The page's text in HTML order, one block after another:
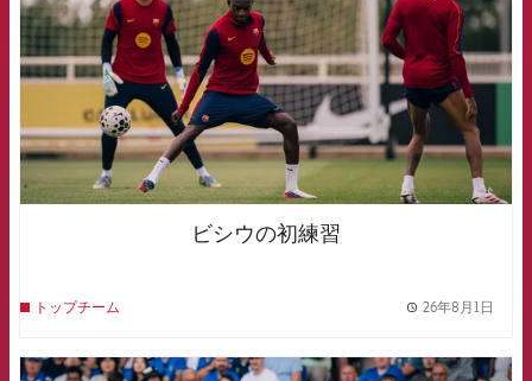
ビシウの初練習
トップチーム 26年8月1日
FCB Barcelona badge